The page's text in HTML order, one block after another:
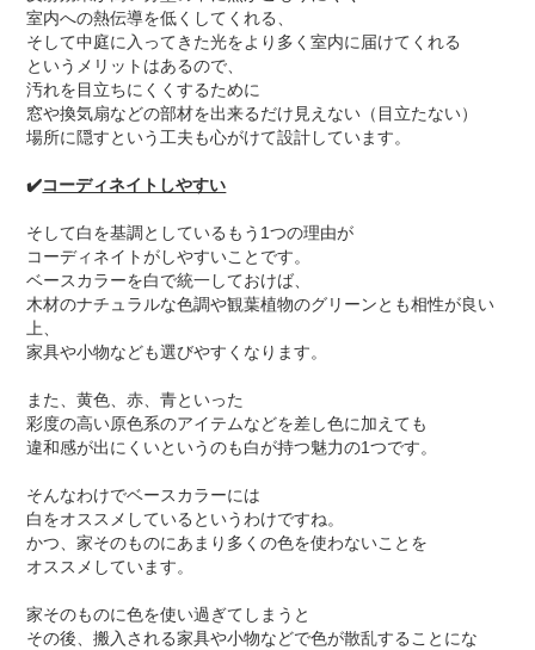
室内への熱伝導を低くしてくれる、
そして中庭に入ってきた光をより多く室内に届けてくれる
というメリットはあるので、
汚れを目立ちにくくするために
窓や換気扇などの部材を出来るだけ見えない（目立たない）
場所に隠すという工夫も心がけて設計しています。
✔️コーディネイトしやすい
そして白を基調としているもう1つの理由が
コーディネイトがしやすいことです。
ベースカラーを白で統一しておけば、
木材のナチュラルな色調や観葉植物のグリーンとも相性が良い
上、
家具や小物なども選びやすくなります。
また、黄色、赤、青といった
彩度の高い原色系のアイテムなどを差し色に加えても
違和感が出にくいというのも白が持つ魅力の1つです。
そんなわけでベースカラーには
白をオススメしているというわけですね。
かつ、家そのものにあまり多くの色を使わないことを
オススメしています。
家そのものに色を使い過ぎてしまうと
その後、搬入される家具や小物などで色が散乱することにな